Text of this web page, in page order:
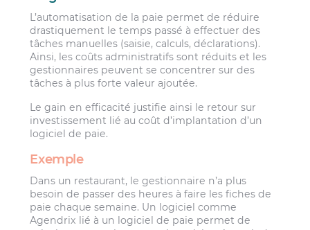
L’automatisation de la paie permet de réduire
drastiquement le temps passé à effectuer des
tâches manuelles (saisie, calculs, déclarations).
Ainsi, les coûts administratifs sont réduits et les
gestionnaires peuvent se concentrer sur des
tâches à plus forte valeur ajoutée.
Le gain en efficacité justifie ainsi le retour sur
investissement lié au coût d’implantation d’un
logiciel de paie.
Exemple
Dans un restaurant, le gestionnaire n’a plus
besoin de passer des heures à faire les fiches de
paie chaque semaine. Un logiciel comme
Agendrix lié à un logiciel de paie permet de